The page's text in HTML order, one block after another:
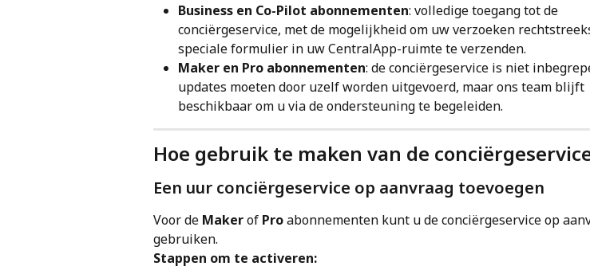
Business en Co-Pilot abonnementen: volledige toegang tot de
conciërgeservice, met de mogelijkheid om uw verzoeken
speciale formulier in uw CentralApp-ruimte te verzenden.
Maker en Pro abonnementen: de conciërgeservice is niet
updates moeten door uzelf worden uitgevoerd, maar ons team blijft
beschikbaar om u via de ondersteuning te begeleiden.
Hoe gebruik te maken van de
Een uur conciërgeservice op aanvraag toevoegen
Voor de Maker of Pro abonnementen kunt u de conciërgeservice op
gebruiken.
Stappen om te activeren: